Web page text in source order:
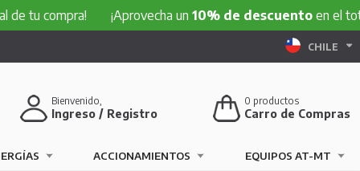
¡Aprovecha un10% de descuentoen el total de tu
CHILE
0 productos
Carro de Compras
Bienvenido,
Ingreso / Registro
ACCIONAMIENTOS EQUIPOS AT-MT